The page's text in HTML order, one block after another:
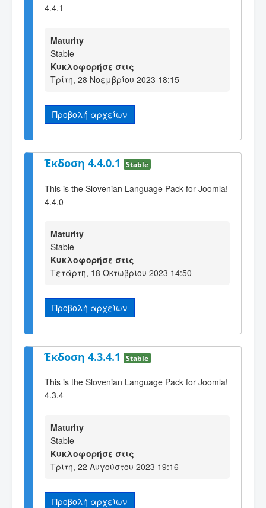
4.4.1
Maturity
Stable
Κυκλοφορήσε στις
Τρίτη, 28 Νοεμβρίου 2023 18:15
Προβολή αρχείων
Έκδοση 4.4.0.1 Stable
This is the Slovenian Language Pack for Joomla!
4.4.0
Maturity
Stable
Κυκλοφορήσε στις
Τετάρτη, 18 Οκτωβρίου 2023 14:50
Προβολή αρχείων
Έκδοση 4.3.4.1 Stable
This is the Slovenian Language Pack for Joomla!
4.3.4
Maturity
Stable
Κυκλοφορήσε στις
Τρίτη, 22 Αυγούστου 2023 19:16
Προβολή αρχείων